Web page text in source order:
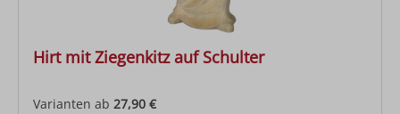
Hirt mit Ziegenkitz auf Schulter
Varianten ab 27,90 €